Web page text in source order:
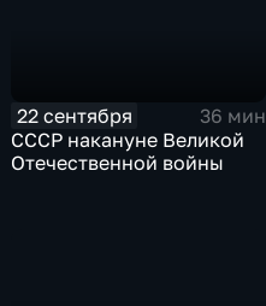
22 сентября
36 мин
СССР накануне Великой
Отечественной войны